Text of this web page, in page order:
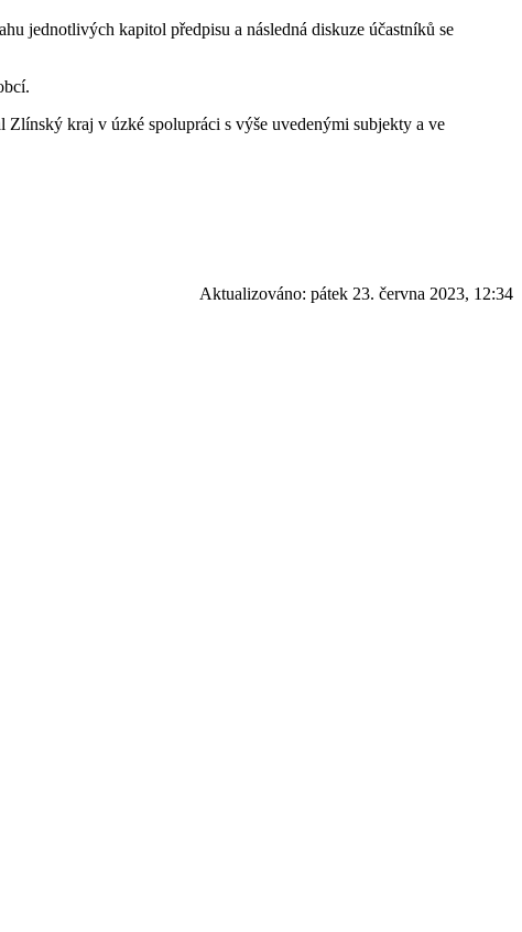
jednotlivých kapitol předpisu a následná diskuze účastníků se
kraj v úzké spolupráci s výše uvedenými subjekty a ve
Aktualizováno: pátek 23. června 2023, 12:34